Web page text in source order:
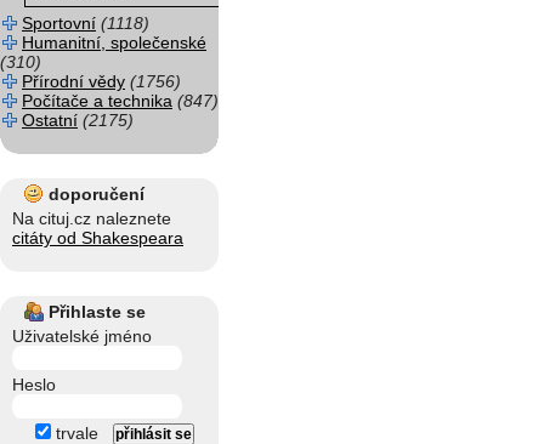
Sportovní (1118)
Humanitní, společenské
(310)
Přírodní vědy (1756)
Počítače a technika (847)
Ostatní (2175)
doporučení
Na cituj.cz naleznete
citáty od Shakespeara
Přihlaste se
Uživatelské jméno
Heslo
trvale